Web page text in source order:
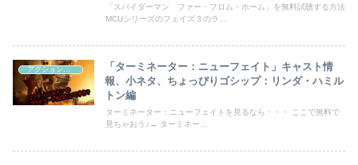
「スパイダーマン ファー・フロム・ホーム」を無料試聴する方法
MCUシリーズのフェイズ３のラ...
アクション映画
「ターミネーター：ニューフェイト」キャスト情
報、小ネタ、ちょっぴりゴシップ：リンダ・ハミル
トン編
ターミネーター：ニューフェイトを見るなら・・・ ここで無料で
見ちゃおう♪→ ターミネー...